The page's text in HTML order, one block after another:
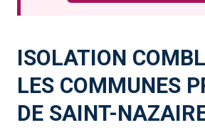
ISOLATION
LES COMMUNES
DE SAINT-